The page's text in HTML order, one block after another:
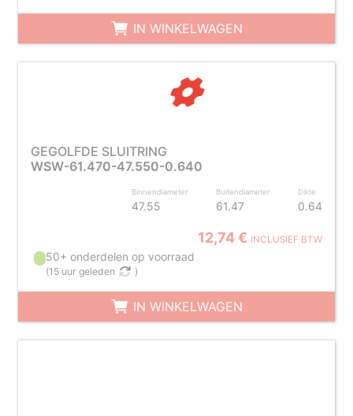
IN WINKELWAGEN
GEGOLFDE SLUITRING
WSW-61.470-47.550-0.640
Binnendiameter
47.55
Buitendiameter
61.47
Dikte
0.64
12,74 € INCLUSIEF BTW
50+ onderdelen op voorraad
(15 uur geleden )
IN WINKELWAGEN